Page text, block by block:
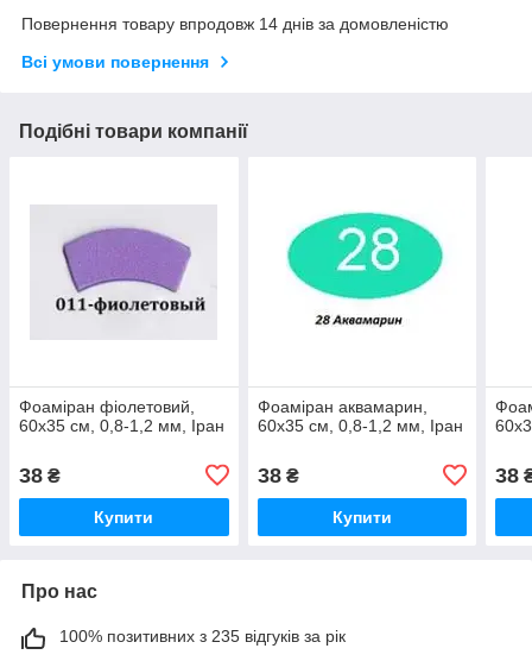
Повернення товару впродовж 14 днів за домовленістю
Всі умови повернення
Подібні товари компанії
Фоаміран фіолетовий,
60x35 см, 0,8-1,2 мм, Іран
38 ₴
Купити
Фоаміран аквамарин,
60x35 см, 0,8-1,2 мм, Іран
38₴
Купити
38
Про нас
100% позитивних з 235 відгуків за рік